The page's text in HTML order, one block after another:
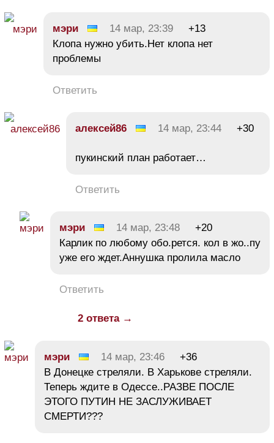
мэри 14 мар, 23:39
+13
Клопа нужно убить.Нет клопа нет
проблемы
Ответить
алексей86 14 мар, 23:44 +30
пукинский план работает…
Ответить
мэри 14 мар, 23:48
+20
Карлик по любому обо.рется. кол в жо..пу
уже его ждет.Аннушка пролила масло
Ответить
2 ответа →
мэри 14 мар, 23:46
+36
В Донецке стреляли. В Харькове стреляли.
Теперь ждите в Одессе..РАЗВЕ ПОСЛЕ
ЭТОГО ПУТИН НЕ ЗАСЛУЖИВАЕТ
СМЕРТИ???